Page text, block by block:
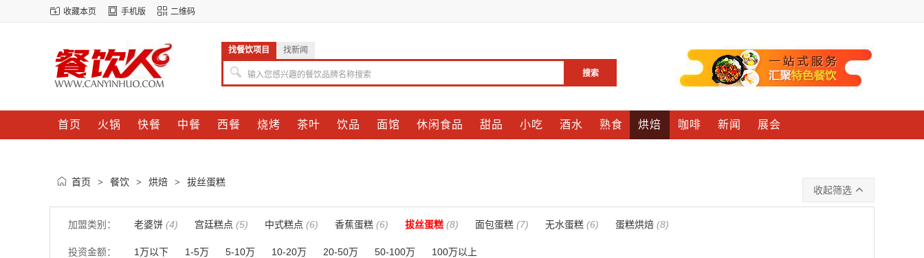
收藏本页 手机版 二维码
找餐饮项目 找新闻
输入您感兴趣的餐饮品牌名称搜索 搜索
首页 火锅 快餐 中餐 西餐 烧烤 茶叶 饮品 面馆 休闲食品 甜品 小吃 酒水 熟食 烘焙 咖啡 新闻 展会
首页 > 餐饮 > 烘焙 > 拔丝蛋糕
收起筛选
加盟类别： 老婆饼 (4) 宫廷糕点 (5) 中式糕点 (6) 香蕉蛋糕 (6) 拔丝蛋糕 (8) 面包蛋糕 (7) 无水蛋糕 (6) 蛋糕烘焙 (8)
投资金额： 1万以下 1-5万 5-10万 10-20万 20-50万 50-100万 100万以上